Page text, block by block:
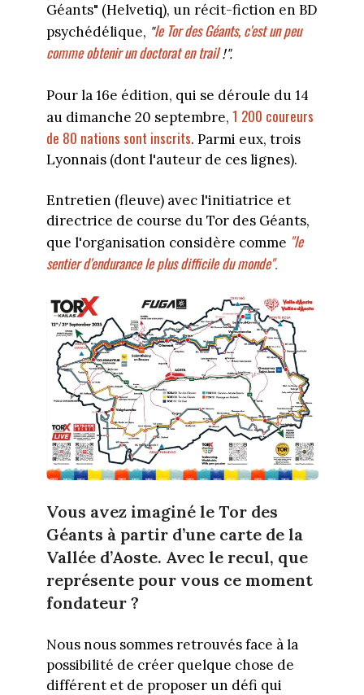
Géants" (Helvetiq), un récit-fiction en BD
psychédélique, "le Tor des Géants, c'est un peu
comme obtenir un doctorat en trail!".
Pour la 16e édition, qui se déroule du 14
au dimanche 20 septembre, 1 200 coureurs
de 80 nations sont inscrits. Parmi eux, trois
Lyonnais (dont l'auteur de ces lignes).
Entretien (fleuve) avec l'initiatrice et
directrice de course du Tor des Géants,
que l'organisation considère comme "le
sentier d'endurance le plus difficile du monde".
Vous avez imaginé le Tor des
Géants à partir d’une carte de la
Vallée d’Aoste. Avec le recul, que
représente pour vous ce moment
fondateur ?
Nous nous sommes retrouvés face à la
possibilité de créer quelque chose de
différent et de proposer un défi qui